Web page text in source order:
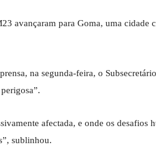
avançaram para Goma, uma
na segunda-feira, o
afectada, e onde os desafios
sublinhou.